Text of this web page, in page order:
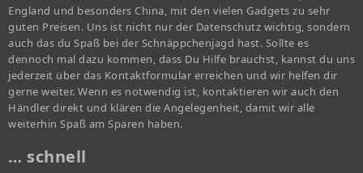
England und besonders China, mit den vielen Gadgets zu sehr
guten Preisen. Uns ist nicht nur der Datenschutz wichtig, sondern
auch das du Spaß bei der Schnäppchenjagd hast. Sollte es
dennoch mal dazu kommen, dass Du Hilfe brauchst, kannst du uns
jederzeit über das Kontaktformular erreichen und wir helfen dir
gerne weiter. Wenn es notwendig ist, kontaktieren wir auch den
Händler direkt und klären die Angelegenheit, damit wir alle
weiterhin Spaß am Sparen haben.
… schnell